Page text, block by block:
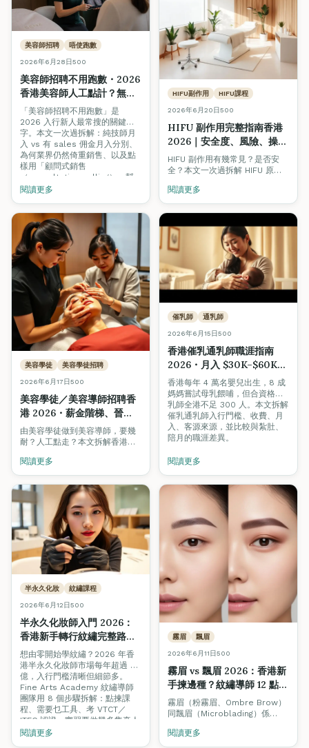
美容師招聘 唔使跑數
2026年6月28日500
美容師招聘不用跑數・2026
香港美容師人工點計？無
sales 壓力底薪 + 顧問式技
術全拆解
「美容師招聘不用跑數」是
2026 入行新人最常搜的關鍵
字。本文一次過拆解：純技師月
入 vs 有 sales 佣金月入分別、
為何業界仍然倚重銷售、以及點
樣用「顧問式銷售
（consultative selling）」幫
到客人之餘自然成單，唔使硬
閱讀更多
HIFU副作用 HIFU課程
2026年6月20日500
HIFU 副作用完整指南香港
2026｜安全度、風險、操作
員資歷如何揀
HIFU 副作用有幾常見？是否安
全？本文一次過拆解 HIFU 原
群、揀療程必問 5 條問題，並介
紹想入行做激光 / 美容儀器操作
員的 VTCT / ITEC Level 4 課程
路線。
閱讀更多
美容學徒 美容學徒招聘
2026年6月17日500
美容學徒／美容導師招聘香
港 2026・薪金階梯、晉
升、考牌完整路線
由美容學徒做到美容導師，要幾
耐？人工點走？本文拆解香港美
$13K 起步、導師時薪 $400–
$800，附揾工渠道與招聘陷阱避
雷。
閱讀更多
催乳師 通乳師
2026年6月15日500
香港催乳通乳師職涯指南
2026・月入 $30K–$60K+
的母嬰職業新藍海
香港每年 4 萬名嬰兒出生，8 成
媽媽嘗試母乳餵哺，但合資格催
乳師全港不足 300 人。本文拆解
催乳通乳師入行門檻、收費、月
入、客源來源，並比較與紮肚、
陪月的職涯差異。
閱讀更多
半永久化妝 紋繡課程
2026年6月12日500
半永久化妝師入門 2026：
香港新手轉行紋繡完整路線
圖（從零到月入 \$30,000
＋）
想由零開始學紋繡？2026 年香
港半永久化妝師市場每年超過 8
億，入行門檻清晰但細節多。
Fine Arts Academy 紋繡導師
團隊用 8 個步驟拆解：點揀課
程、需要乜工具、考 VTCT／
ITEC 認證、實習要做幾多隻真人
手、開業點計成本，附第一年收
閱讀更多
霧眉 飄眉
2026年6月11日500
霧眉 vs 飄眉 2026：香港新
手揀邊種？紋繡導師 12 點完
整對照（含復原期＋價錢）
霧眉（粉霧眉、Ombre Brow）
同飄眉（Microblading）係
項目。但兩者技術、復原期、持
閱讀更多